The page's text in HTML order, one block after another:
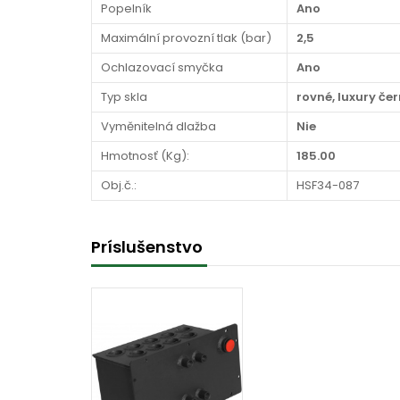
Popelník
Ano
Maximální provozní tlak (bar)
2,5
Ochlazovací smyčka
Ano
Typ skla
rovné, luxury
Vyměnitelná dlažba
Nie
Hmotnosť (Kg):
185.00
Obj.č.:
HSF34-087
Príslušenstvo